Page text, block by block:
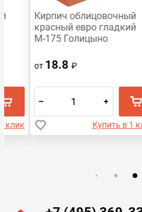
Кирпич облицовочный
красный евро гладкий
М-175 Голицыно
18.8₽
Купить в 1 клик